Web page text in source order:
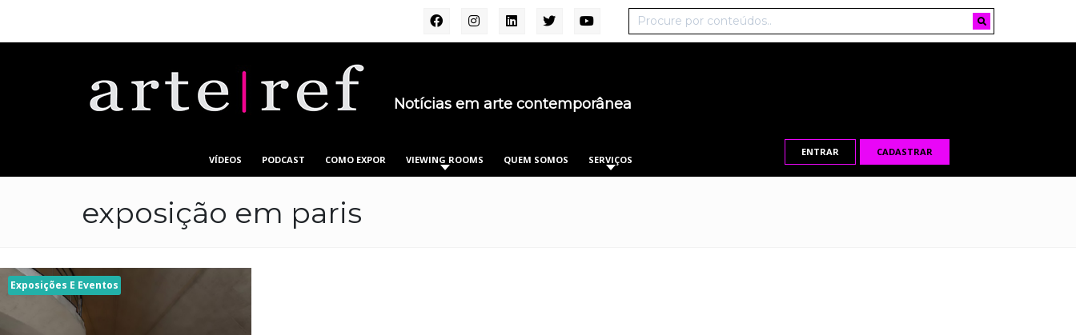
Notícias em arte contemporânea
VÍDEOS PODCAST COMO EXPOR VIEWING ROOMS QUEM SOMOS SERVIÇOS
ENTRAR CADASTRAR
exposição em paris
Exposições E Eventos